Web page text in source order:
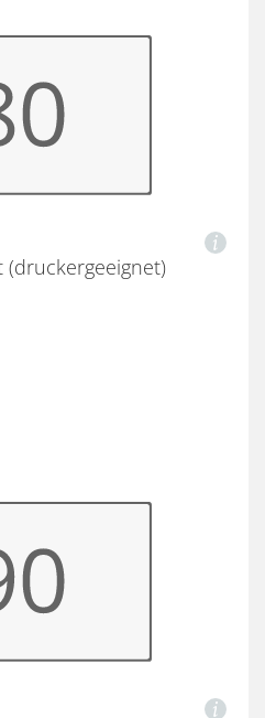
(druckergeeignet)